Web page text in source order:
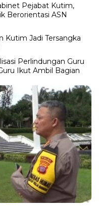
Pejabat Kutim,
Berorientasi ASN
Kutim Jadi Tersangka
Perlindungan Guru
Ikut Ambil Bagian